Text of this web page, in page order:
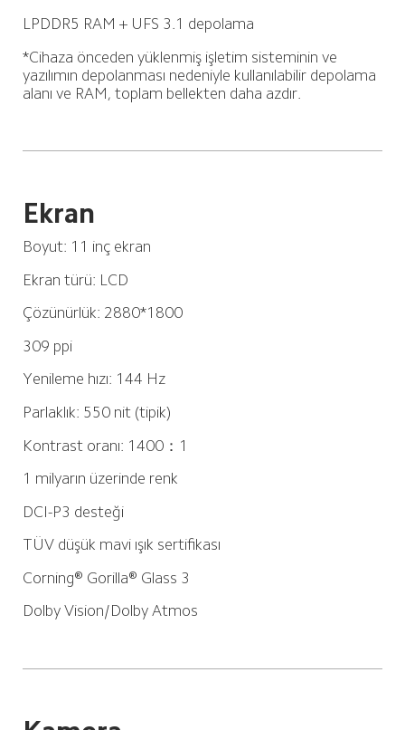
LPDDR5 RAM + UFS 3.1 depolama
*Cihaza önceden yüklenmiş işletim sisteminin ve
yazılımın depolanması nedeniyle kullanılabilir depolama
alanı ve RAM, toplam bellekten daha azdır.
Ekran
Boyut: 11 inç ekran
Ekran türü: LCD
Çözünürlük: 2880*1800
309 ppi
Yenileme hızı: 144 Hz
Parlaklık: 550 nit (tipik)
Kontrast oranı: 1400：1
1 milyarın üzerinde renk
DCI-P3 desteği
TÜV düşük mavi ışık sertifikası
Corning® Gorilla® Glass 3
Dolby Vision/Dolby Atmos